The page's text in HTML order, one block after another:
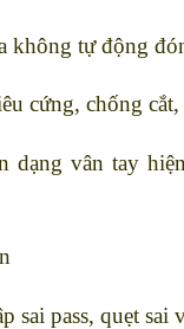
không tự động
cứng, chống
dạng vân tay
sai pass, quẹt